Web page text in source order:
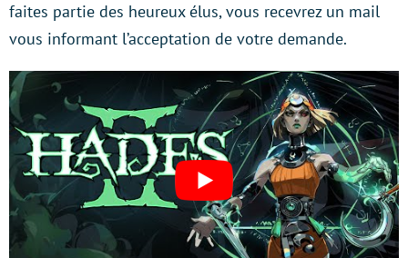
faites partie des heureux élus, vous recevrez un mail
vous informant l’acceptation de votre demande.